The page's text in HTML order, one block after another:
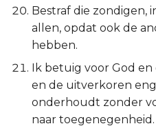
Hábakuk
Haggaï
Zacharía
Bestraf die zondigen,
allen, opdat ook de
hebben.
Ik betuig voor God en
en de uitverkoren
onderhoudt zonder
naar toegenegenheid.